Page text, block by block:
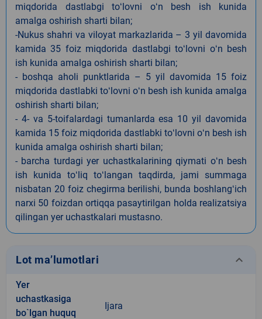
miqdorida dastlabgi toʻlovni oʻn besh ish kunida
amalga oshirish sharti bilan;
-Nukus shahri va viloyat markazlarida – 3 yil davomida
kamida 35 foiz miqdorida dastlabgi toʻlovni oʻn besh
ish kunida amalga oshirish sharti bilan;
- boshqa aholi punktlarida – 5 yil davomida 15 foiz
miqdorida dastlabki toʻlovni oʻn besh ish kunida amalga
oshirish sharti bilan;
- 4- va 5-toifalardagi tumanlarda esa 10 yil davomida
kamida 15 foiz miqdorida dastlabki toʻlovni oʻn besh ish
kunida amalga oshirish sharti bilan;
- barcha turdagi yer uchastkalarining qiymati oʻn besh
ish kunida toʻliq toʻlangan taqdirda, jami summaga
nisbatan 20 foiz chegirma berilishi, bunda boshlangʻich
narxi 50 foizdan ortiqqa pasaytirilgan holda realizatsiya
qilingan yer uchastkalari mustasno.
Lot ma’lumotlari keyboard_arrow_down
Yer
uchastkasiga
bo`lgan huquq
Ijara